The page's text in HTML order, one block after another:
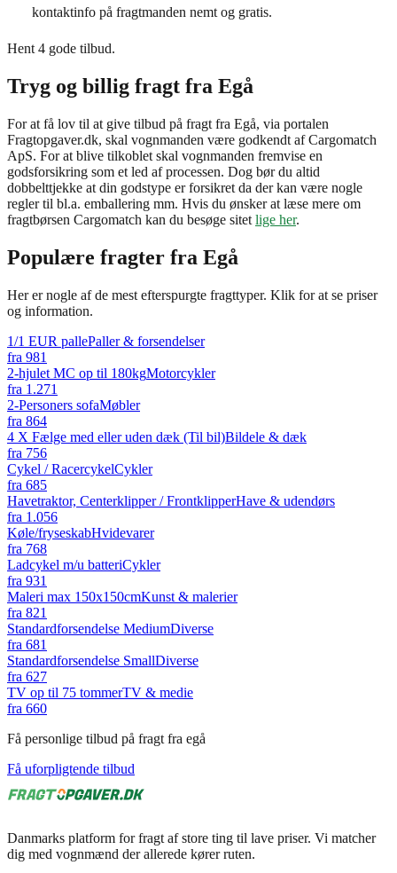
kontaktinfo på fragtmanden nemt og gratis.
Hent 4 gode tilbud.
Tryg og billig fragt fra Egå
For at få lov til at give tilbud på fragt fra Egå, via portalen
Fragtopgaver.dk, skal vognmanden være godkendt af Cargomatch
ApS. For at blive tilkoblet skal vognmanden fremvise en
godsforsikring som et led af processen. Dog bør du altid
dobbelttjekke at din godstype er forsikret da der kan være nogle
regler til bl.a. emballering mm. Hvis du ønsker at læse mere om
fragtbørsen Cargomatch kan du besøge sitet lige her.
Populære fragter fra Egå
Her er nogle af de mest efterspurgte fragttyper. Klik for at se priser
og information.
1/1 EUR pallePaller & forsendelser
fra 981
2-hjulet MC op til 180kgMotorcykler
fra 1.271
2-Personers sofaMøbler
fra 864
4 X Fælge med eller uden dæk (Til bil)Bildele & dæk
fra 756
Cykel / RacercykelCykler
fra 685
Havetraktor, Centerklipper / FrontklipperHave & udendørs
fra 1.056
Køle/fryseskabHvidevarer
fra 768
Ladcykel m/u batteriCykler
fra 931
Maleri max 150x150cmKunst & malerier
fra 821
Standardforsendelse MediumDiverse
fra 681
Standardforsendelse SmallDiverse
fra 627
TV op til 75 tommerTV & medie
fra 660
Få personlige tilbud på fragt fra egå
Få uforpligtende tilbud
Danmarks platform for fragt af store ting til lave priser. Vi matcher
dig med vognmænd der allerede kører ruten.